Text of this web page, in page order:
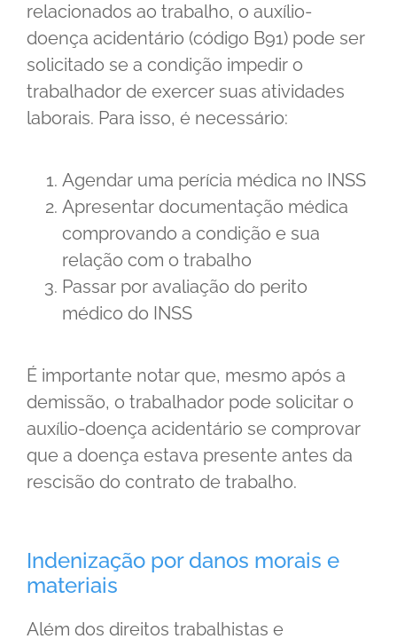
relacionados ao trabalho, o auxílio-
doença acidentário (código B91) pode ser
solicitado se a condição impedir o
trabalhador de exercer suas atividades
laborais. Para isso, é necessário:
Agendar uma perícia médica no INSS
Apresentar documentação médica
comprovando a condição e sua
relação com o trabalho
Passar por avaliação do perito
médico do INSS
É importante notar que, mesmo após a
demissão, o trabalhador pode solicitar o
auxílio-doença acidentário se comprovar
que a doença estava presente antes da
rescisão do contrato de trabalho.
Indenização por danos morais e
materiais
Além dos direitos trabalhistas e